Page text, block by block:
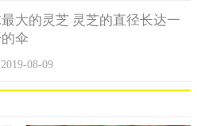
大的灵芝 灵芝的直径长达一
伞
2019-08-09